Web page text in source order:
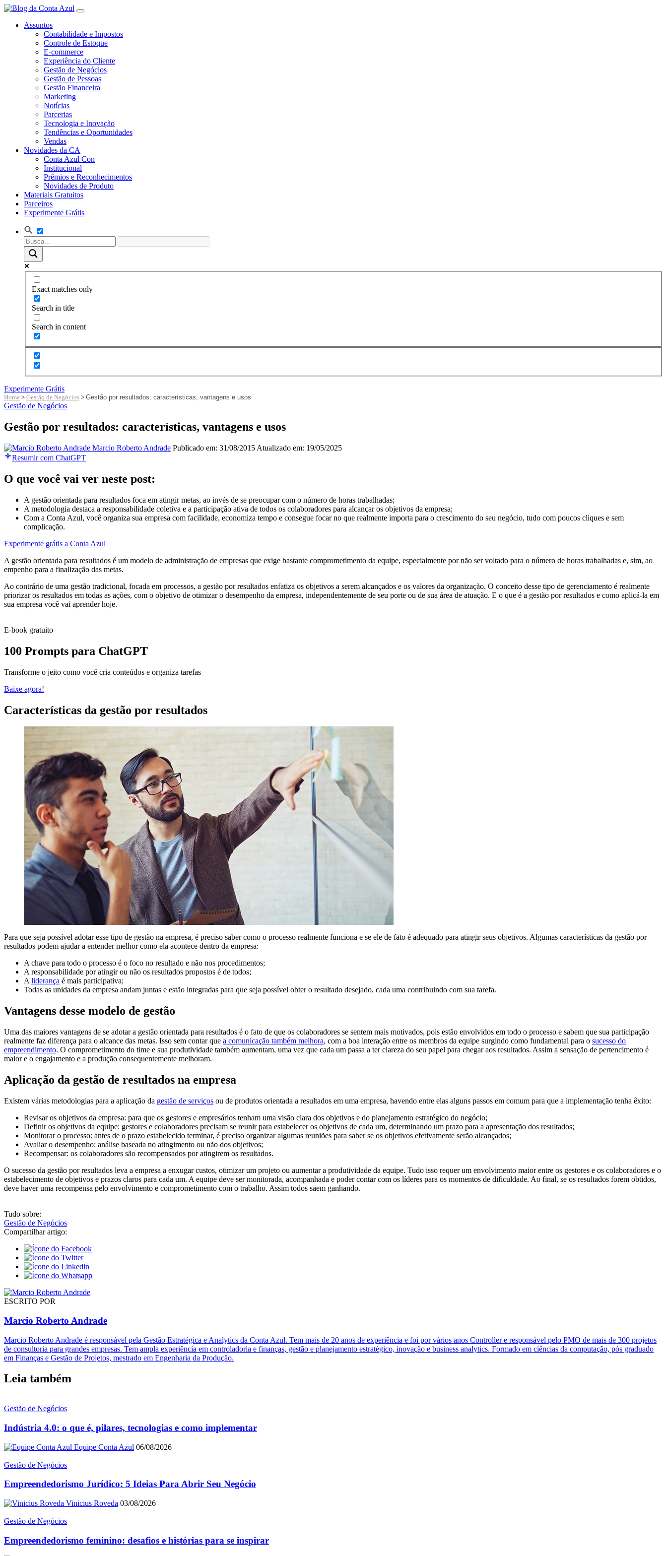
Assuntos
Contabilidade e Impostos
Controle de Estoque
E-commerce
Experiência do Cliente
Gestão de Negócios
Gestão de Pessoas
Gestão Financeira
Marketing
Notícias
Parcerias
Tecnologia e Inovação
Tendências e Oportunidades
Vendas
Novidades da CA
Conta Azul Con
Institucional
Prêmios e Reconhecimentos
Novidades de Produto
Materiais Gratuitos
Parceiros
Experimente Grátis
Exact matches only
Search in title
Search in content
Experimente Grátis
Home > Gestão de Negócios > Gestão por resultados: características, vantagens e usos
Gestão de Negócios
Gestão por resultados: características, vantagens e usos
Marcio Roberto Andrade Publicado em: 31/08/2015 Atualizado em: 19/05/2025
Resumir com ChatGPT
O que você vai ver neste post:
A gestão orientada para resultados foca em atingir metas, ao invés de se preocupar com o número de horas trabalhadas;
A metodologia destaca a responsabilidade coletiva e a participação ativa de todos os colaboradores para alcançar os objetivos da empresa;
Com a Conta Azul, você organiza sua empresa com facilidade, economiza tempo e consegue focar no que realmente importa para o crescimento do seu negócio, tudo com poucos cliques e sem
complicação.
Experimente grátis a Conta Azul
A gestão orientada para resultados é um modelo de administração de empresas que exige bastante comprometimento da equipe, especialmente por não ser voltado para o número de horas trabalhadas e, sim, ao
empenho para a finalização das metas.
Ao contrário de uma gestão tradicional, focada em processos, a gestão por resultados enfatiza os objetivos a serem alcançados e os valores da organização. O conceito desse tipo de gerenciamento é realmente
priorizar os resultados em todas as ações, com o objetivo de otimizar o desempenho da empresa, independentemente de seu porte ou de sua área de atuação. E o que é a gestão por resultados e como aplicá-la em
sua empresa você vai aprender hoje.
E-book gratuito
100 Prompts para ChatGPT
Transforme o jeito como você cria conteúdos e organiza tarefas
Baixe agora!
Características da gestão por resultados
Para que seja possível adotar esse tipo de gestão na empresa, é preciso saber como o processo realmente funciona e se ele de fato é adequado para atingir seus objetivos. Algumas características da gestão por
resultados podem ajudar a entender melhor como ela acontece dentro da empresa:
A chave para todo o processo é o foco no resultado e não nos procedimentos;
A responsabilidade por atingir ou não os resultados propostos é de todos;
Aliderança é mais participativa;
Todas as unidades da empresa andam juntas e estão integradas para que seja possível obter o resultado desejado, cada uma contribuindo com sua tarefa.
Vantagens desse modelo de gestão
Uma das maiores vantagens de se adotar a gestão orientada para resultados é o fato de que os colaboradores se sentem mais motivados, pois estão envolvidos em todo o processo e sabem que sua participação
realmente faz diferença para o alcance das metas. Isso sem contar que a comunicação também melhora, com a boa interação entre os membros da equipe surgindo como fundamental para o sucesso do
empreendimento. O comprometimento do time e sua produtividade também aumentam, uma vez que cada um passa a ter clareza do seu papel para chegar aos resultados. Assim a sensação de pertencimento é
maior e o engajamento e a produção consequentemente melhoram.
Aplicação da gestão de resultados na empresa
Existem várias metodologias para a aplicação da gestão de serviços ou de produtos orientada a resultados em uma empresa, havendo entre elas alguns passos em comum para que a implementação tenha êxito:
Revisar os objetivos da empresa: para que os gestores e empresários tenham uma visão clara dos objetivos e do planejamento estratégico do negócio;
Definir os objetivos da equipe: gestores e colaboradores precisam se reunir para estabelecer os objetivos de cada um, determinando um prazo para a apresentação dos resultados;
Monitorar o processo: antes de o prazo estabelecido terminar, é preciso organizar algumas reuniões para saber se os objetivos efetivamente serão alcançados;
Avaliar o desempenho: análise baseada no atingimento ou não dos objetivos;
Recompensar: os colaboradores são recompensados por atingirem os resultados.
O sucesso da gestão por resultados leva a empresa a enxugar custos, otimizar um projeto ou aumentar a produtividade da equipe. Tudo isso requer um envolvimento maior entre os gestores e os colaboradores e o
estabelecimento de objetivos e prazos claros para cada um. A equipe deve ser monitorada, acompanhada e poder contar com os líderes para os momentos de dificuldade. Ao final, se os resultados forem obtidos,
deve haver uma recompensa pelo envolvimento e comprometimento com o trabalho. Assim todos saem ganhando.
Tudo sobre:
Gestão de Negócios
Compartilhar artigo:
ESCRITO POR
Marcio Roberto Andrade
Marcio Roberto Andrade é responsável pela Gestão Estratégica e Analytics da Conta Azul. Tem mais de 20 anos de experiência e foi por vários anos Controller e responsável pelo PMO de mais de 300 projetos
de consultoria para grandes empresas. Tem ampla experiência em controladoria e finanças, gestão e planejamento estratégico, inovação e business analytics. Formado em ciências da computação, pós graduado
em Finanças e Gestão de Projetos, mestrado em Engenharia da Produção.
Leia também
Gestão de Negócios
Indústria 4.0: o que é, pilares, tecnologias e como implementar
Equipe Conta Azul 06/08/2026
Gestão de Negócios
Empreendedorismo Jurídico: 5 Ideias Para Abrir Seu Negócio
Vinicius Roveda 03/08/2026
Gestão de Negócios
Empreendedorismo feminino: desafios e histórias para se inspirar